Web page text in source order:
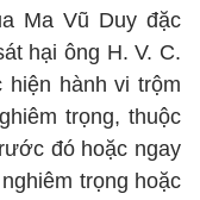
Ma Vũ Duy đặc
hại ông H. V. C.
hành vi trộm
trọng, thuộc
đó hoặc ngay
trọng hoặc